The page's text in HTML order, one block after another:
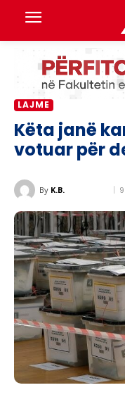
LAJME
Këta janë
votuar për
By K.B.